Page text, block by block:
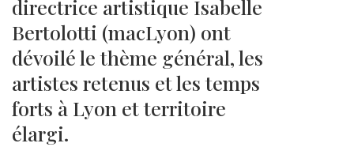
directrice artistique Isabelle
Bertolotti (macLyon) ont
dévoilé le thème général, les
artistes retenus et les temps
forts à Lyon et territoire
élargi.